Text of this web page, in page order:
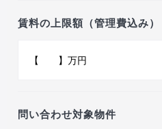
賃料の上限額（管理費込み）
問い合わせ対象物件